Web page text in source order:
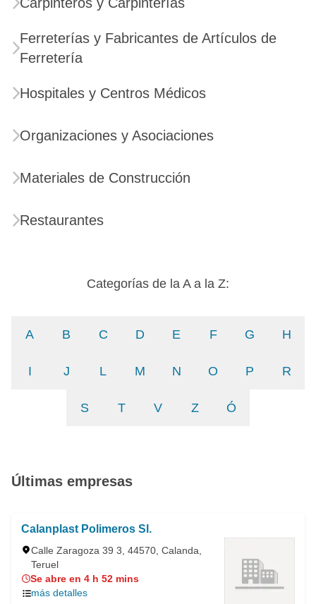
Ferreterías y Fabricantes de Artículos de
Ferretería
Hospitales y Centros Médicos
Organizaciones y Asociaciones
Materiales de Construcción
Restaurantes
Categorías de la A a la Z:
A B C D E F G H
I J L M N O P R
S T V Z Ó
Últimas empresas
Calanplast Polimeros Sl.
Calle Zaragoza 39 3, 44570, Calanda,
Teruel
Se abre en 4 h 52 mins
más detalles